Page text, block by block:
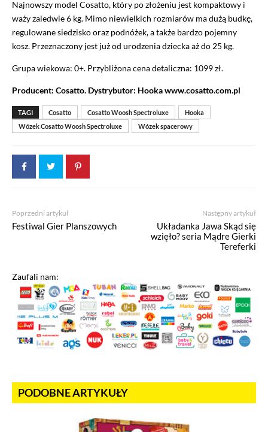
Najnowszy model Cosatto, który po złożeniu jest kompaktowy i
waży zaledwie 6 kg. Mimo niewielkich rozmiarów ma dużą budkę,
regulowane siedzisko oraz podnóżek, a także bardzo pojemny
kosz. Przeznaczony jest już od urodzenia dziecka aż do 25 kg.
Grupa wiekowa: 0+. Przybliżona cena detaliczna: 1099 zł.
Producent: Cosatto. Dystrybutor: Hooka www.cosatto.com.pl
TAGI Cosatto Cosatto Woosh Spectroluxe
Hooka
Wózek Cosatto Woosh Spectroluxe
Wózek spacerowy
Poprzedni artykuł
Festiwal Gier Planszowych
Następny artykuł
Układanka Jawa Skąd się
wzięło? seria Mądre Gierki
Tereferki
Zaufali nam:
PODOBNE ARTYKUŁY